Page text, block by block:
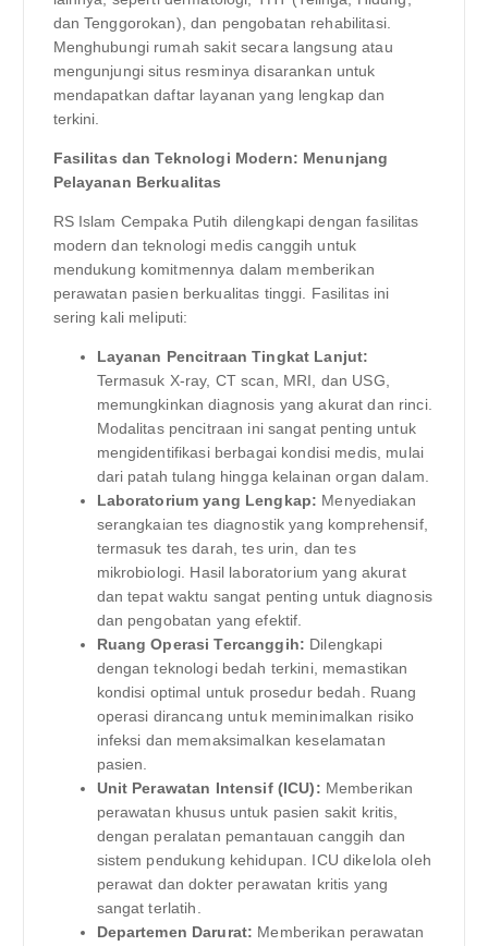
dan Tenggorokan), dan pengobatan rehabilitasi.
Menghubungi rumah sakit secara langsung atau
mengunjungi situs resminya disarankan untuk
mendapatkan daftar layanan yang lengkap dan
terkini.
Fasilitas dan Teknologi Modern: Menunjang
Pelayanan Berkualitas
RS Islam Cempaka Putih dilengkapi dengan fasilitas
modern dan teknologi medis canggih untuk
mendukung komitmennya dalam memberikan
perawatan pasien berkualitas tinggi. Fasilitas ini
sering kali meliputi:
Layanan Pencitraan Tingkat Lanjut:
Termasuk X-ray, CT scan, MRI, dan USG,
memungkinkan diagnosis yang akurat dan rinci.
Modalitas pencitraan ini sangat penting untuk
mengidentifikasi berbagai kondisi medis, mulai
dari patah tulang hingga kelainan organ dalam.
Laboratorium yang Lengkap: Menyediakan
serangkaian tes diagnostik yang komprehensif,
termasuk tes darah, tes urin, dan tes
mikrobiologi. Hasil laboratorium yang akurat
dan tepat waktu sangat penting untuk diagnosis
dan pengobatan yang efektif.
Ruang Operasi Tercanggih: Dilengkapi
dengan teknologi bedah terkini, memastikan
kondisi optimal untuk prosedur bedah. Ruang
operasi dirancang untuk meminimalkan risiko
infeksi dan memaksimalkan keselamatan
pasien.
Unit Perawatan Intensif (ICU): Memberikan
perawatan khusus untuk pasien sakit kritis,
dengan peralatan pemantauan canggih dan
sistem pendukung kehidupan. ICU dikelola oleh
perawat dan dokter perawatan kritis yang
sangat terlatih.
Departemen Darurat: Memberikan perawatan